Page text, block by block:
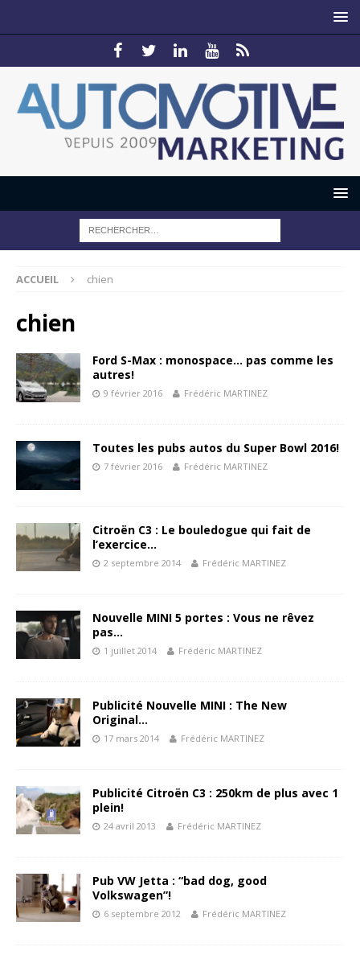
ACCUEIL chien
chien
Ford S-Max : monospace… pas comme les
autres!
9 février 2016 Frédéric MARTINEZ
Toutes les pubs autos du Super Bowl 2016!
7 février 2016 Frédéric MARTINEZ
Citroën C3 : Le bouledogue qui fait de
l’exercice…
2 septembre 2014 Frédéric MARTINEZ
Nouvelle MINI 5 portes : Vous ne rêvez
pas…
1 juillet 2014 Frédéric MARTINEZ
Publicité Nouvelle MINI : The New
Original…
17 mars 2014 Frédéric MARTINEZ
Publicité Citroën C3 : 250km de plus avec 1
plein!
24 avril 2013 Frédéric MARTINEZ
Pub VW Jetta : “bad dog, good
Volkswagen”!
6 septembre 2012 Frédéric MARTINEZ